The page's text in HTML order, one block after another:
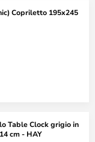
Copriletto 195x245
Table Clock grigio in
cm - HAY